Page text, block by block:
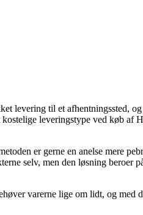
levering til et afhentningssted, og
leveringstype ved køb af
er gerne en anelse mere
selv, men den løsning beroer
varerne lige om lidt, og med